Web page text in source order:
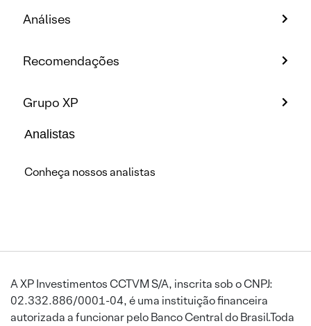
Análises
Recomendações
Grupo XP
Analistas
Conheça nossos analistas
A XP Investimentos CCTVM S/A, inscrita sob o CNPJ:
02.332.886/0001-04, é uma instituição financeira
autorizada a funcionar pelo Banco Central do Brasil.Toda